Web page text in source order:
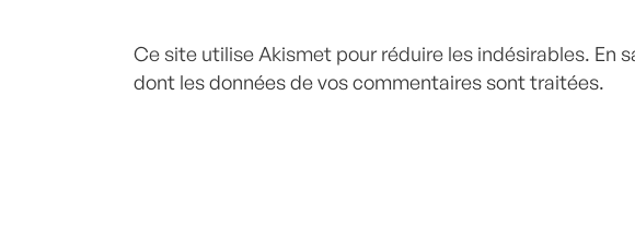
Ce site utilise Akismet pour réduire les indésirables. En
dont les données de vos commentaires sont traitées.